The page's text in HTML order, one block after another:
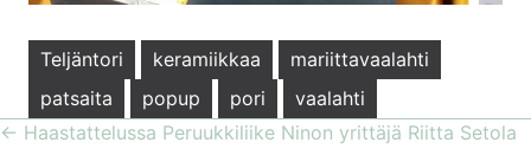
Teljäntori keramiikkaa
mariittavaalahti
patsaita
popup pori vaalahti
POSTS
← Haastattelussa Peruukkiliike Ninon yrittäjä Riitta Setola